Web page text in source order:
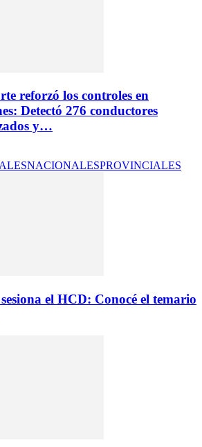
reforzó los controles en
Detectó 276 conductores
y…
NACIONALESPROVINCIALES
el HCD: Conocé el temario